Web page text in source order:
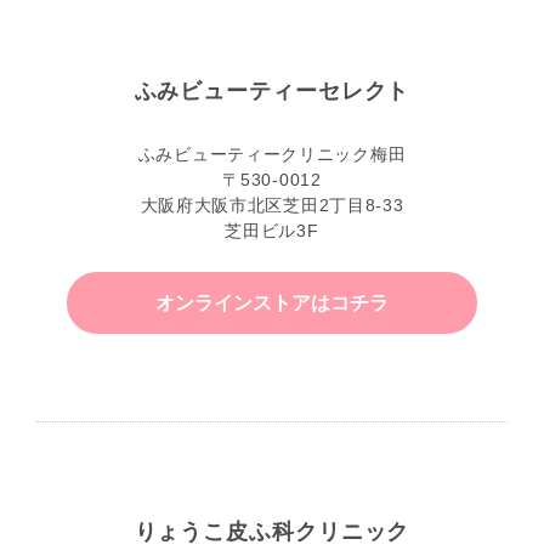
ふみビューティーセレクト
ふみビューティークリニック梅田
〒530-0012
大阪府大阪市北区芝田2丁目8-33
芝田ビル3F
オンラインストアはコチラ
りょうこ皮ふ科クリニック